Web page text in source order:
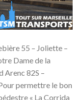
55 – Joliette –
Dame de la
Arenc 82S –
permettre le bon
« La Corrida